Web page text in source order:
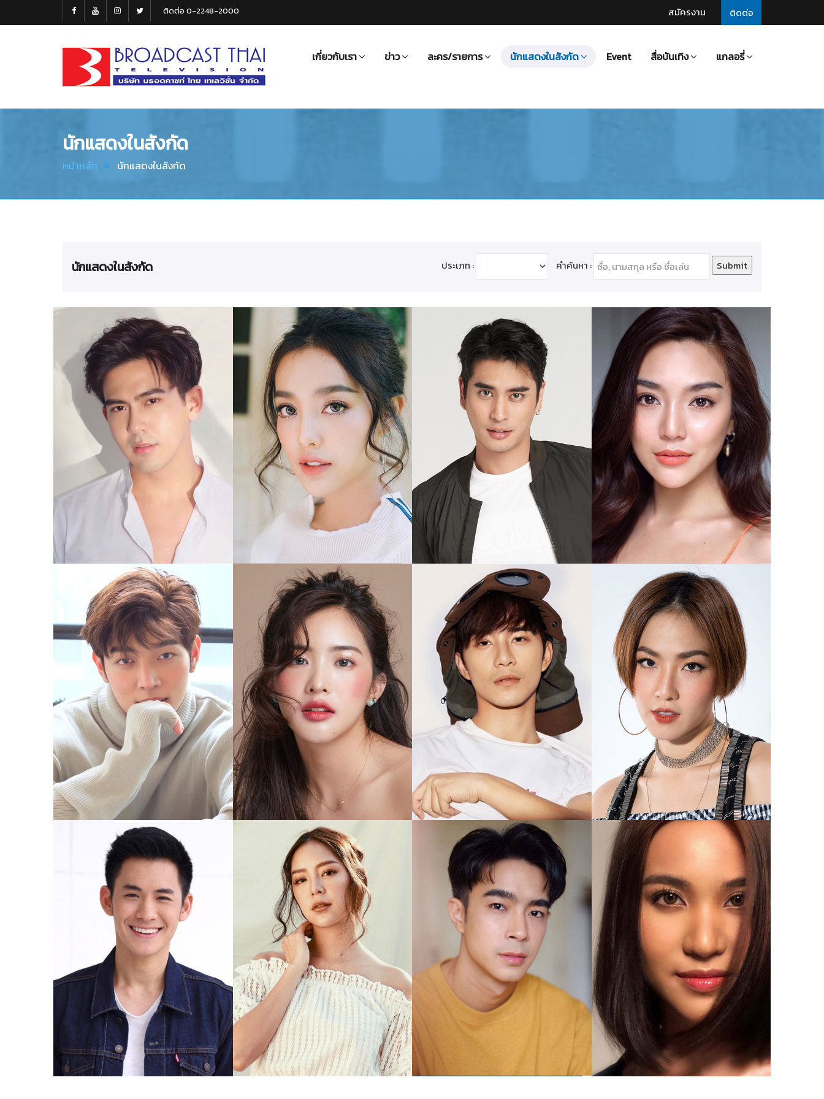
ติดต่อ
สมัครงาน
ติดต่อ 0-2248-2000
Thai
เกี่ยวกับเรา ข่าว ละคร/รายการ นักแสดงในสังกัด Event สื่อบันเทิง แกลอรี่
นักแสดงในสังกัด
หน้าหลัก นักแสดงในสังกัด
ประเภท : คำค้นหา :
นักแสดงในสังกัด
พงศกร เมตตาริกานนท์
เต้ย
พิจักขณา วงศารัตนศิลป์ ปรมะ อิ่มอโนทัย
ปั้นจั่น
กัญญ์ณรัณ วงศ์ขจรไกล
ปราง
อิทธิพัทธ์ ฐานิตย์
ก็อต
ลภัสลัล จิรเวชสุนทรกุล
มายด์
ธรรศภาคย์ ชี
บี้
มิณฑิตา วัฒนกุล
มิ้น
วิศรุต หิมรัตน์
โมสต์
ชนนิกานต์ เนตรจุ้ย
เมโกะ
รัชย์ณมนทร์ รัชย์จิราธรรม
เกรซ